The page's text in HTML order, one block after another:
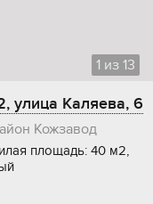
1 из 13
улица Каляева, 6
Кожзавод
площадь: 40 м2,